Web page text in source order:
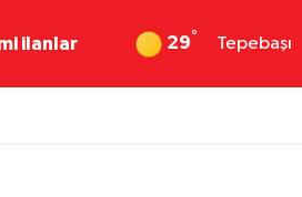
ilanlar 29° Tepebaşı